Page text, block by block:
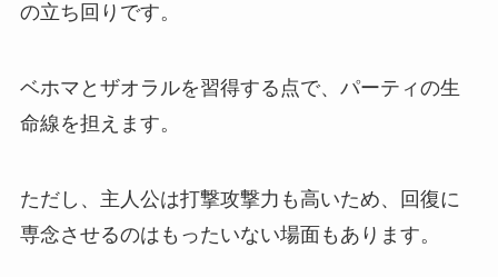
の立ち回りです。
ベホマとザオラルを習得する点で、パーティの生
命線を担えます。
ただし、主人公は打撃攻撃力も高いため、回復に
専念させるのはもったいない場面もあります。